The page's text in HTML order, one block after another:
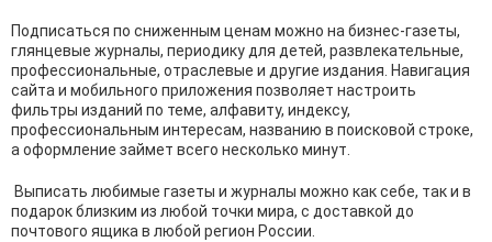
Подписаться по сниженным ценам можно на бизнес-газеты,
глянцевые журналы, периодику для детей, развлекательные,
профессиональные, отраслевые и другие издания. Навигация
сайта и мобильного приложения позволяет настроить
фильтры изданий по теме, алфавиту, индексу,
профессиональным интересам, названию в поисковой строке,
а оформление займет всего несколько минут.
Выписать любимые газеты и журналы можно как себе, так и в
подарок близким из любой точки мира, с доставкой до
почтового ящика в любой регион России.